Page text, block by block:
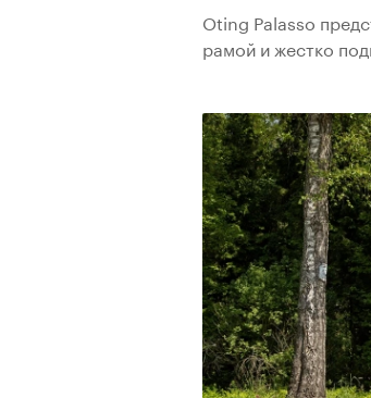
Oting Palasso
рамой и жестко